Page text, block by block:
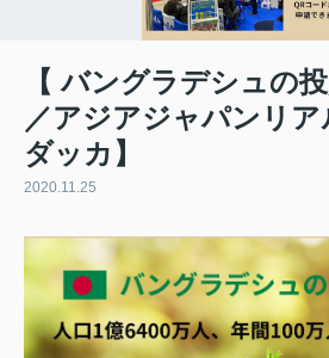
【 バングラデシュの
／アジアジャパンリア
ダッカ】
2020.11.25